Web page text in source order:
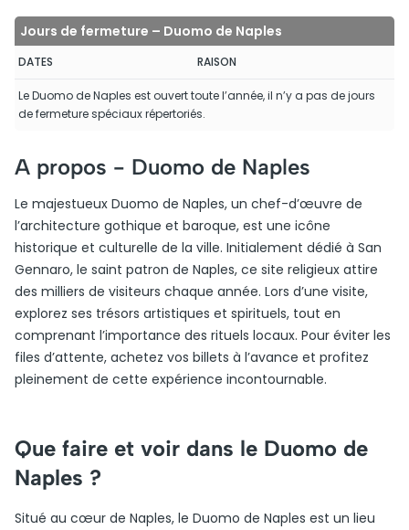
Jours de fermeture – Duomo de Naples
DATES RAISON
Le Duomo de Naples est ouvert toute l’année, il n’y a pas de jours
de fermeture spéciaux répertoriés.
A propos - Duomo de Naples
Le majestueux Duomo de Naples, un chef-d’œuvre de
l’architecture gothique et baroque, est une icône
historique et culturelle de la ville. Initialement dédié à San
Gennaro, le saint patron de Naples, ce site religieux attire
des milliers de visiteurs chaque année. Lors d’une visite,
explorez ses trésors artistiques et spirituels, tout en
comprenant l’importance des rituels locaux. Pour éviter les
files d’attente, achetez vos billets à l’avance et profitez
pleinement de cette expérience incontournable.
Que faire et voir dans le Duomo de
Naples ?
Situé au cœur de Naples, le Duomo de Naples est un lieu